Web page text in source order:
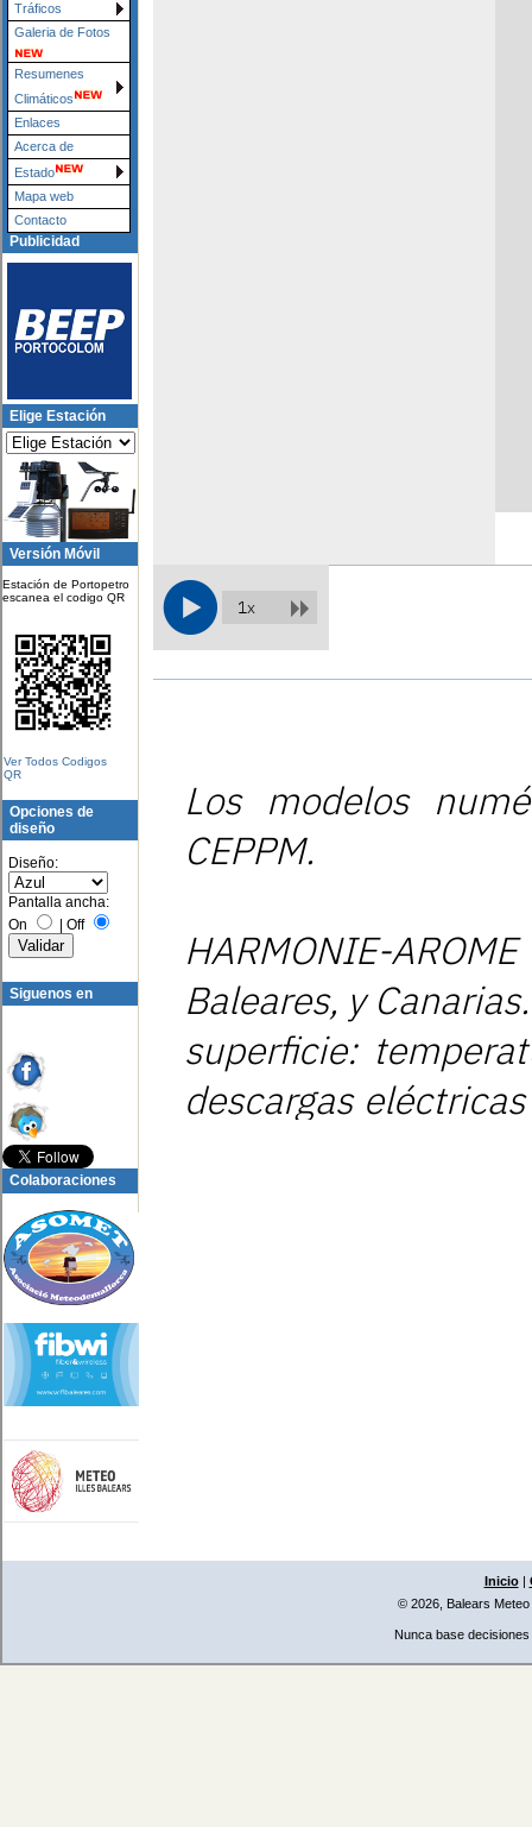
Tráficos
Galeria de Fotos
Resumenes
Climáticos
Enlaces
Acerca de
Estado
Mapa web
Contacto
Publicidad
Elige Estación
Versión Móvil
Estación de Portopetro
escanea el codigo QR
Ver Todos Codigos
QR
Opciones de
diseño
Diseño:
Pantalla ancha:
On
Off
Siguenos en
Colaboraciones
Inicio|
© 2026, Balears Meteo
Nunca base